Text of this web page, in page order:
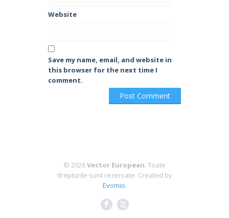
Website
Save my name, email, and website in
this browser for the next time I
comment.
© 2026Vector European. Toate
drepturile sunt rezervate. Created by
Evomio.
F X